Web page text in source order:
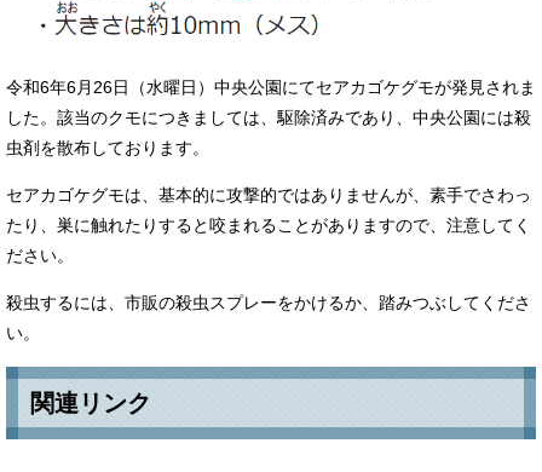
令和6年6月26日（水曜日）中央公園にてセアカゴケグモが発見されま
した。該当のクモにつきましては、駆除済みであり、中央公園には殺
虫剤を散布しております。
セアカゴケグモは、基本的に攻撃的ではありませんが、素手でさわっ
たり、巣に触れたりすると咬まれることがありますので、注意してく
ださい。
殺虫するには、市販の殺虫スプレーをかけるか、踏みつぶしてくださ
い。
関連リンク